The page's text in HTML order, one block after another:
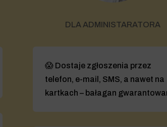
DLA ADMINISTARATORA
😱 Dostaje zgłoszenia przez
telefon, e-mail, SMS, a nawet na
kartkach – bałagan